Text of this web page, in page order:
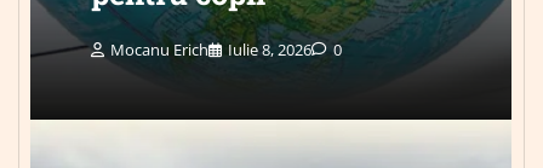
Mocanu Erich Iulie 8, 2026 0